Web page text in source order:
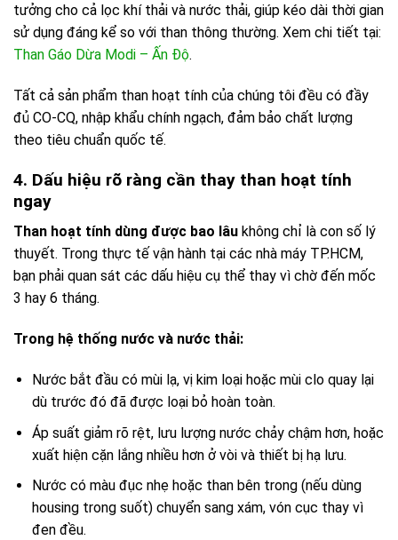
tưởng cho cả lọc khí thải và nước thải, giúp kéo dài thời gian
sử dụng đáng kể so với than thông thường. Xem chi tiết tại:
Than Gáo Dừa Modi – Ấn Độ.
Tất cả sản phẩm than hoạt tính của chúng tôi đều có đầy
đủ CO-CQ, nhập khẩu chính ngạch, đảm bảo chất lượng
theo tiêu chuẩn quốc tế.
4. Dấu hiệu rõ ràng cần thay than hoạt tính
ngay
Than hoạt tính dùng được bao lâu không chỉ là con số lý
thuyết. Trong thực tế vận hành tại các nhà máy TP.HCM,
bạn phải quan sát các dấu hiệu cụ thể thay vì chờ đến mốc
3 hay 6 tháng.
Trong hệ thống nước và nước thải:
Nước bắt đầu có mùi lạ, vị kim loại hoặc mùi clo quay lại
dù trước đó đã được loại bỏ hoàn toàn.
Áp suất giảm rõ rệt, lưu lượng nước chảy chậm hơn, hoặc
xuất hiện cặn lắng nhiều hơn ở vòi và thiết bị hạ lưu.
Nước có màu đục nhẹ hoặc than bên trong (nếu dùng
housing trong suốt) chuyển sang xám, vón cục thay vì
đen đều.